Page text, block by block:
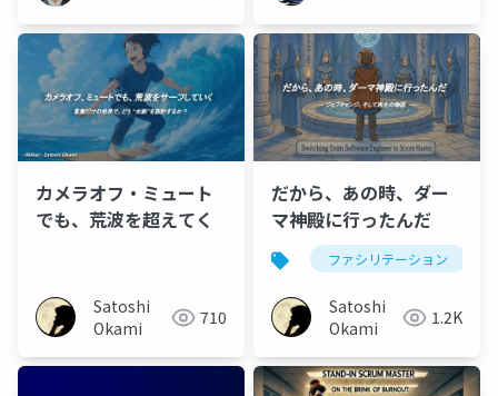
カメラオフ・ミュート
でも、荒波を超えてく
Satoshi
Okami
710
だから、あの時、ダー
マ神殿に行ったんだ
ファシリテーション
Satoshi
Okami
1.2K